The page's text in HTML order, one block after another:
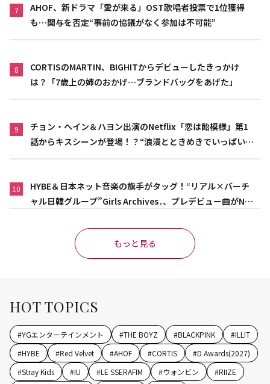
7
AHOF、新ドラマ「愛が来る」OST歌唱者投票で1位獲得
も…関与を否定“事前の協議がなく参加は不可能”
8
CORTISのMARTIN、BIGHITからデビューしたきっかけ
は？「7歳上の姉のおかげ…ブランドバッグをあげた」
9
チョン・ヘイン＆ハヨン出演のNetflix「恋は飴模様」第1
話からキスシーンが登場！？“浪漫とときめきでいっぱいの
10
HYBE＆日本ネット音楽の旗手がタッグ！“リアル×バーチ
ャル日韓グループ”Girls Archives․、プレデビュー曲がNet
もっと見る
HOT TOPICS
#YGエンターテインメント #THE BOYZ #BLACKPINK #ILLIT
#HYBE #Red Velvet #AHOF #CORTIS #D Awards(2027)
#Stray Kids #IU #LE SSERAFIM #ウォンビン #RIIZE